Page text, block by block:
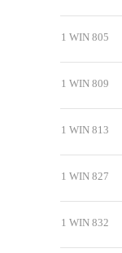
1 WIN 805
1 WIN 809
1 WIN 813
1 WIN 827
1 WIN 832